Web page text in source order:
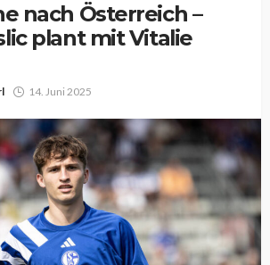
nach Österreich –
plant mit Vitalie
14. Juni 2025